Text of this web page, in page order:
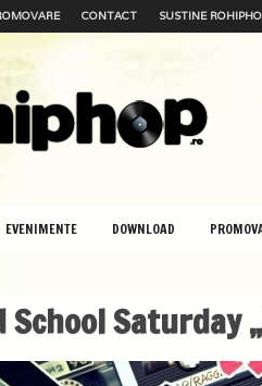
CONTACT SUSTINE
EVENIMENTE DOWNLOAD
School Saturday